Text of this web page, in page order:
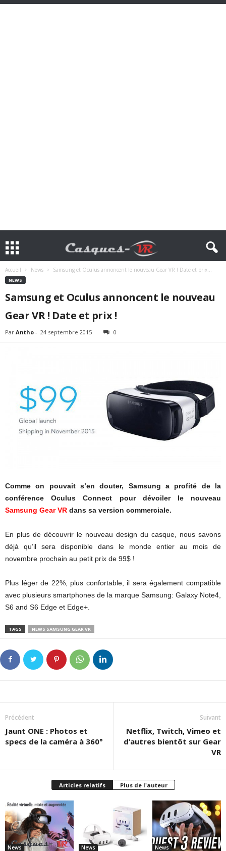
Accueil News Samsung et Oculus annoncent le nouveau Gear VR ! Date et prix...
NEWS
Samsung et Oculus annoncent le nouveau
Gear VR ! Date et prix !
Par Antho - 24 septembre 2015 0
Comme on pouvait s’en douter, Samsung a profité de la
conférence Oculus Connect pour dévoiler le nouveau
Samsung Gear VR dans sa version commerciale.
En plus de découvrir le nouveau design du casque, nous savons
déjà qu’il sera disponible dans le monde entier au mois de
novembre prochain au petit prix de 99$ !
Plus léger de 22%, plus confortable, il sera également compatible
avec plusieurs smartphones de la marque Samsung: Galaxy Note4,
S6 and S6 Edge et Edge+.
TAGS NEWS SAMSUNG GEAR VR
Précédent
Jaunt ONE : Photos et
specs de la caméra à 360°
Suivant
Netflix, Twitch, Vimeo et
d’autres bientôt sur Gear
VR
Articles relatifs Plus de l'auteur
News News News